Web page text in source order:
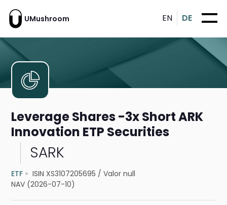
UMushroom EN DE
Leverage Shares -3x Short ARK
Innovation ETP Securities
SARK
ETF ISIN XS3107205695 /Valor null
NAV (2026-07-10)